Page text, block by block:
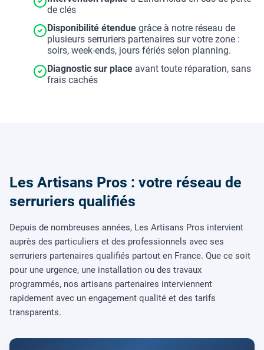
de clés
Disponibilité étendue grâce à notre réseau de
plusieurs serruriers partenaires sur votre zone :
soirs, week-ends, jours fériés selon planning.
Diagnostic sur place avant toute réparation, sans
frais cachés
Les Artisans Pros : votre réseau de
serruriers qualifiés
Depuis de nombreuses années, Les Artisans Pros intervient
auprès des particuliers et des professionnels avec ses
serruriers partenaires qualifiés partout en France. Que ce soit
pour une urgence, une installation ou des travaux
programmés, nos artisans partenaires interviennent
rapidement avec un engagement qualité et des tarifs
transparents.